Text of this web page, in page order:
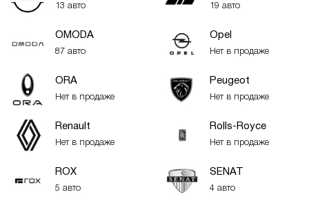
13 авто 19 авто
OMODA
87 авто
Opel
Нет в продаже
ORA
Нет в продаже
Peugeot
Нет в продаже
Renault
Нет в продаже
Rolls-Royce
Нет в продаже
ROX
5 авто
SENAT
4 авто